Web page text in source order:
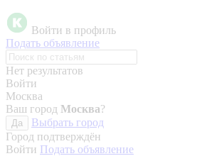
Войти в профиль
Подать объявление
Нет результатов
Войти
Москва
Ваш город Москва?
Да
Выбрать город
Город подтверждён
Войти Подать объявление